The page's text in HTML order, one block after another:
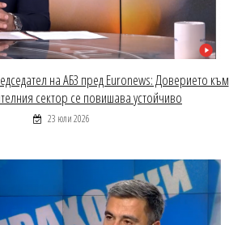
на АБЗ пред Euronews: Доверието към
сектор се повишава устойчиво
23 юли 2026